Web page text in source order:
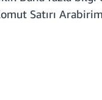
Satırı